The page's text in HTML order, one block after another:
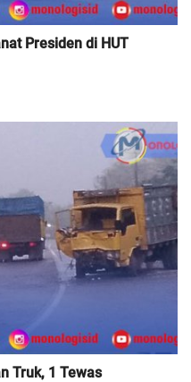
Presiden di HUT
Truk, 1 Tewas